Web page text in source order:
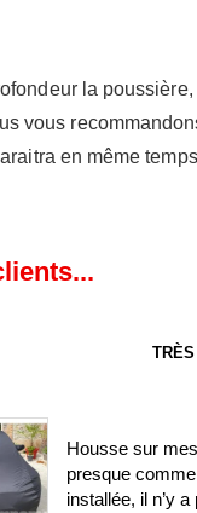
la
vous
en même
Housse sur
presque
installée, il n’y